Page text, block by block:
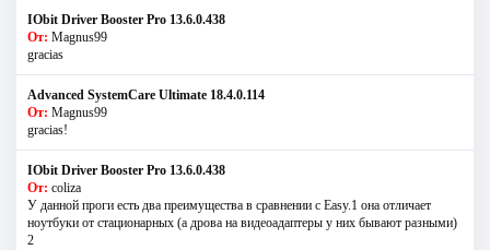
IObit Driver Booster Pro 13.6.0.438
От: Magnus99
gracias
Advanced SystemCare Ultimate 18.4.0.114
От: Magnus99
gracias!
IObit Driver Booster Pro 13.6.0.438
От: coliza
У данной проги есть два преимущества в сравнении с Easy.1 она отличает
ноутбуки от стационарных (а дрова на видеоадаптеры у них бывают разными)
2